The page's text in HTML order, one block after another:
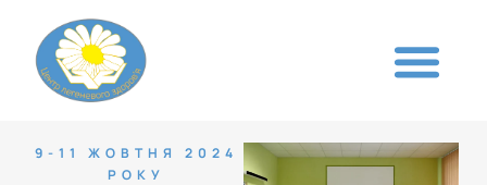
9-11 ЖОВТНЯ 2024
РОКУ